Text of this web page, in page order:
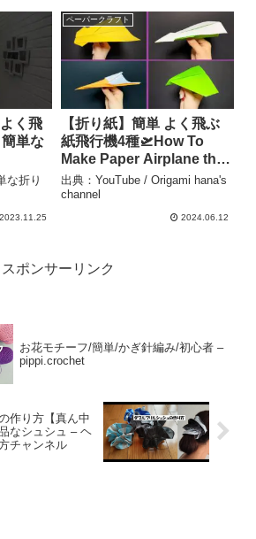
channel
く飛
単な
な折り
2023.11.25
ペーパークラフト
【折り紙】簡単 よく飛ぶ
紙飛行機4種🛫How To
Make Paper Airplane that
Fly Far#plane#飛機#비행
기#折り方#おりがみ
#origami#摺紙#DIY#作り
出典：YouTube / Origami hana's
channel
2024.06.12
スポンサーリンク
お花モチーフ/簡単/かぎ針編み/初心者 –
pippi.crochet
作り方【真ん中
なシュシュ – ヘ
チャンネル